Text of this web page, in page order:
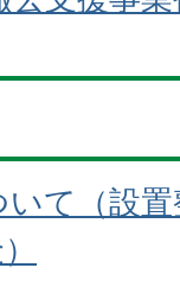
て（設